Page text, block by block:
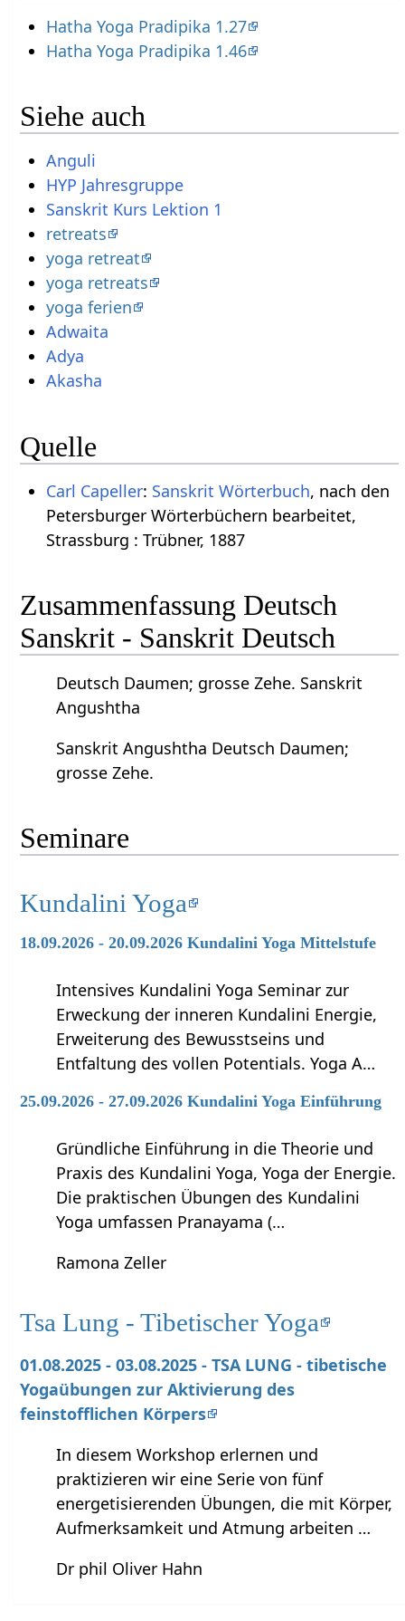
Hatha Yoga Pradipika 1.27
Hatha Yoga Pradipika 1.46
Siehe auch
Anguli
HYP Jahresgruppe
Sanskrit Kurs Lektion 1
retreats
yoga retreat
yoga retreats
yoga ferien
Adwaita
Adya
Akasha
Quelle
Carl Capeller: Sanskrit Wörterbuch, nach den
Petersburger Wörterbüchern bearbeitet,
Strassburg : Trübner, 1887
Zusammenfassung Deutsch
Sanskrit - Sanskrit Deutsch
Deutsch Daumen; grosse Zehe. Sanskrit
Angushtha
Sanskrit Angushtha Deutsch Daumen;
grosse Zehe.
Seminare
Kundalini Yoga
18.09.2026 - 20.09.2026 Kundalini Yoga Mittelstufe
Intensives Kundalini Yoga Seminar zur
Erweckung der inneren Kundalini Energie,
Erweiterung des Bewusstseins und
Entfaltung des vollen Potentials. Yoga A…
25.09.2026 - 27.09.2026 Kundalini Yoga Einführung
Gründliche Einführung in die Theorie und
Praxis des Kundalini Yoga, Yoga der Energie.
Die praktischen Übungen des Kundalini
Yoga umfassen Pranayama (…
Ramona Zeller
Tsa Lung - Tibetischer Yoga
01.08.2025 - 03.08.2025 - TSA LUNG - tibetische
Yogaübungen zur Aktivierung des
feinstofflichen Körpers
In diesem Workshop erlernen und
praktizieren wir eine Serie von fünf
energetisierenden Übungen, die mit Körper,
Aufmerksamkeit und Atmung arbeiten …
Dr phil Oliver Hahn